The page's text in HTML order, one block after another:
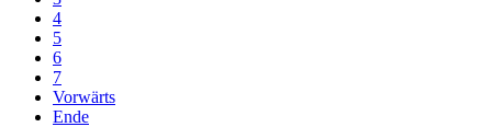
4
5
6
7
Vorwärts
Ende